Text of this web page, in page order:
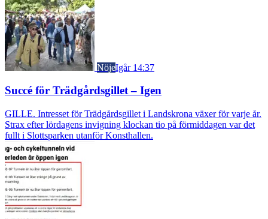
NöjeIgår 14:37
Succé för Trädgårdsgillet – Igen
GILLE. Intresset för Trädgårdsgillet i Landskrona växer för varje år.
Strax efter lördagens invigning klockan tio på förmiddagen var det
fullt i Slottsparken utanför Konsthallen.